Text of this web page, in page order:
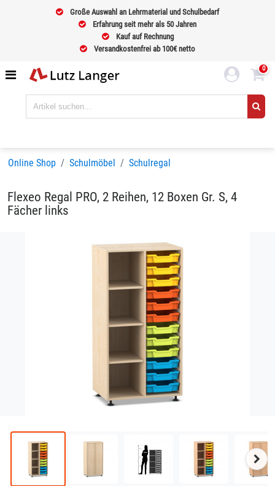
Große Auswahl an Lehrmaterial und Schulbedarf
Erfahrung seit mehr als 50 Jahren
Kauf auf Rechnung
Versandkostenfrei ab 100€ netto
0
Online Shop Schulmöbel Schulregal
Flexeo Regal PRO, 2 Reihen, 12 Boxen Gr. S, 4
Fächer links
Bild